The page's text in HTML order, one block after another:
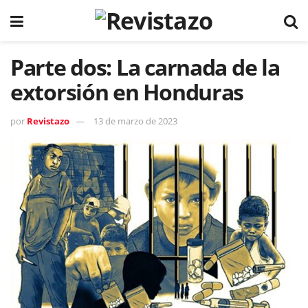
Parte dos: La carnada de la
extorsión en Honduras
por Revistazo 13 de marzo de 2023